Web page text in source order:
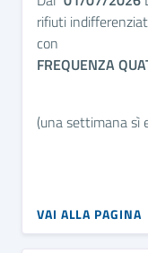
rifiuti
con
FREQUENZA
(una settimana sì
VAI ALLA PAGINA